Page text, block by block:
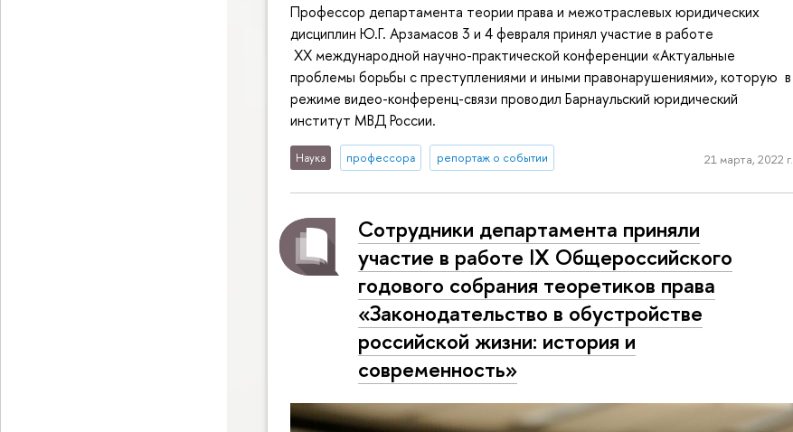
Профессор департамента теории права и межотраслевых юридических
дисциплин Ю.Г. Арзамасов 3 и 4 февраля принял участие в работе
XX международной научно-практической конференции «Актуальные
проблемы борьбы с преступлениями и иными правонарушениями», которую в
режиме видео-конференц-связи проводил Барнаульский юридический
институт МВД России.
Наука профессора репортаж о событии 21 марта, 2022 г.
Сотрудники департамента приняли
участие в работе IX Общероссийского
годового собрания теоретиков права
«Законодательство в обустройстве
российской жизни: история и
современность»